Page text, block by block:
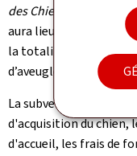
des Chiens Guides du
aura lieu. Il faudra
la totalité de la
d’aveugles.
La subvention de
d'acquisition du chien,
d'accueil, les frais de